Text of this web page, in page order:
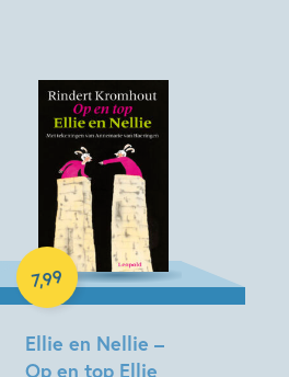
Ellie en Nellie –
Op en top Ellie
7,99
E-book